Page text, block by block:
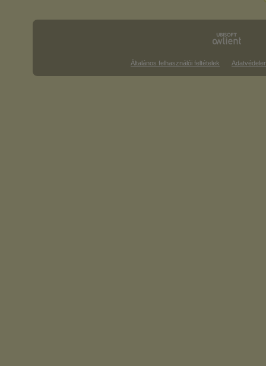
Általános felhasználói feltételek